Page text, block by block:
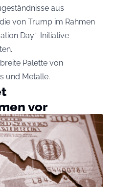
aus
von Trump im Rahmen
Day“-Initiative
Palette von
und Metalle.
vor